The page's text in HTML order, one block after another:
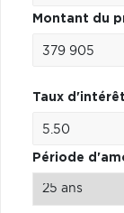
Montant du
Taux
Période